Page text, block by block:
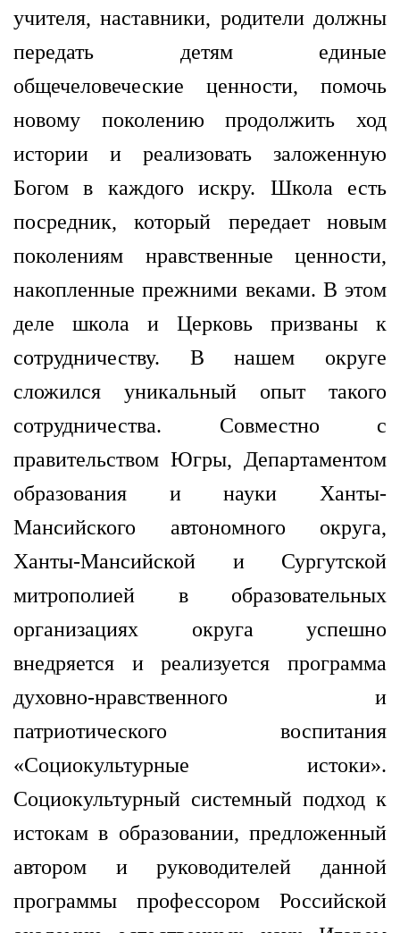
учителя, наставники, родители должны
передать детям единые
общечеловеческие ценности, помочь
новому поколению продолжить ход
истории и реализовать заложенную
Богом в каждого искру. Школа есть
посредник, который передает новым
поколениям нравственные ценности,
накопленные прежними веками. В этом
деле школа и Церковь призваны к
сотрудничеству. В нашем округе
сложился уникальный опыт такого
сотрудничества. Совместно с
правительством Югры, Департаментом
образования и науки Ханты-
Мансийского автономного округа,
Ханты-Мансийской и Сургутской
митрополией в образовательных
организациях округа успешно
внедряется и реализуется программа
духовно-нравственного и
патриотического воспитания
«Социокультурные истоки».
Социокультурный системный подход к
истокам в образовании, предложенный
автором и руководителей данной
программы профессором Российской